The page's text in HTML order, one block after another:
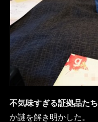
不気味すぎる証拠品たち
か謎を解き明かした。